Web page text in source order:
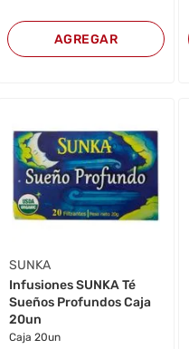
AGREGAR
SUNKA
Infusiones SUNKA Té
Sueños Profundos Caja
20un
Caja 20un